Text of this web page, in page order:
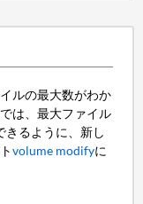
ルの最大数がわか
は、最大ファイル
きるように、新し
volume modifyに